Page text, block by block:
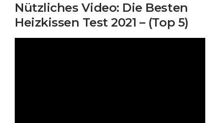
Nützliches Video: Die Besten
Heizkissen Test 2021 – (Top 5)